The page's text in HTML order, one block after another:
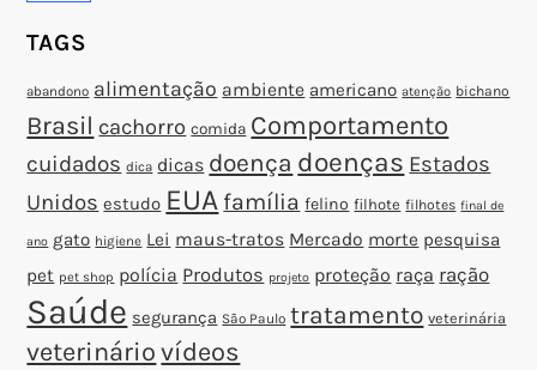
t
TAGS
abandono alimentação ambiente americano atenção bichano
Brasil cachorro comida Comportamento
cuidados dica dicas doença doenças Estados
Unidos estudo EUA família felino filhote filhotes final de
ano gato higiene Lei maus-tratos Mercado morte pesquisa
pet pet shop polícia Produtos projeto proteção raça ração
Saúde segurança São Paulo tratamento veterinária
veterinário vídeos